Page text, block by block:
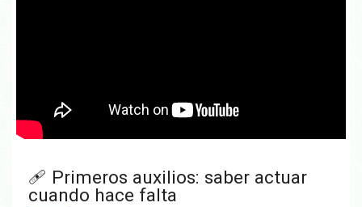
🩹 Primeros auxilios: saber actuar
cuando hace falta